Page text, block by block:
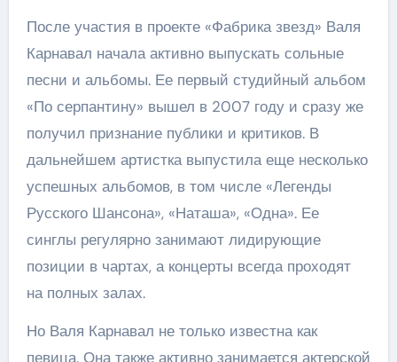
После участия в проекте «Фабрика звезд» Валя
Карнавал начала активно выпускать сольные
песни и альбомы. Ее первый студийный альбом
«По серпантину» вышел в 2007 году и сразу же
получил признание публики и критиков. В
дальнейшем артистка выпустила еще несколько
успешных альбомов, в том числе «Легенды
Русского Шансона», «Наташа», «Одна». Ее
синглы регулярно занимают лидирующие
позиции в чартах, а концерты всегда проходят
на полных залах.
Но Валя Карнавал не только известна как
певица. Она также активно занимается актерской